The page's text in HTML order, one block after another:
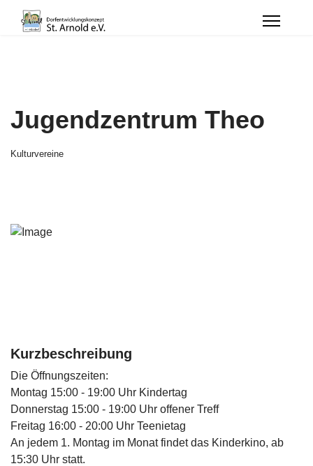
Jugendzentrum Theo
Kulturvereine
Kurzbeschreibung
Die Öffnungszeiten:
Montag 15:00 - 19:00 Uhr Kindertag
Donnerstag 15:00 - 19:00 Uhr offener Treff
Freitag 16:00 - 20:00 Uhr Teenietag
An jedem 1. Montag im Monat findet das Kinderkino, ab
15:30 Uhr statt.